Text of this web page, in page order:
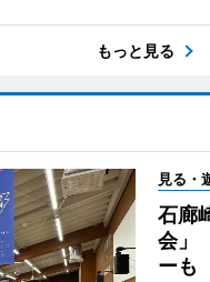
もっと見る
見る・
石廊
会」
ーも